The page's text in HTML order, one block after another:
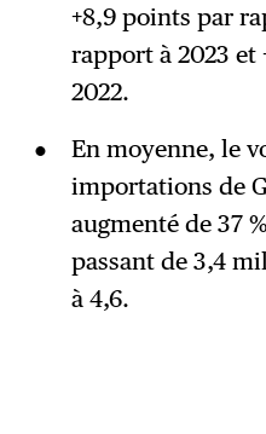
+8,9 points par
rapport à 2023 et
2022.
En moyenne, le
importations de
augmenté de 37
passant de 3,4
à 4,6.